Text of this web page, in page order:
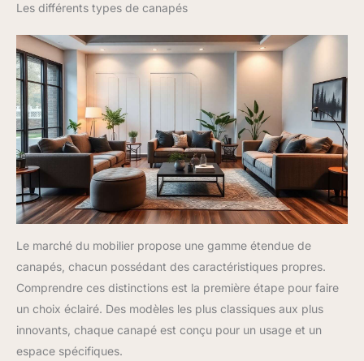
Les différents types de canapés
Le marché du mobilier propose une gamme étendue de
canapés, chacun possédant des caractéristiques propres.
Comprendre ces distinctions est la première étape pour faire
un choix éclairé. Des modèles les plus classiques aux plus
innovants, chaque canapé est conçu pour un usage et un
espace spécifiques.